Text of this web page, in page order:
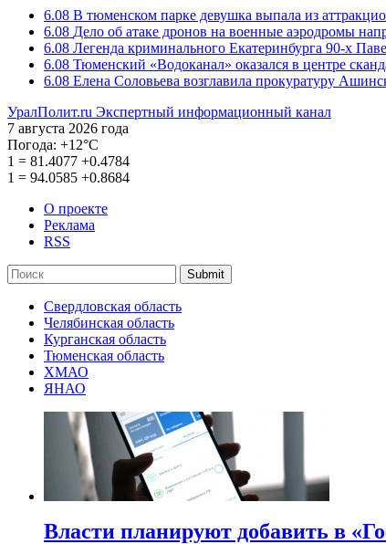
6.08 В тюменском парке девушка выпала из
6.08 Дело об атаке дронов на военные аэродромы
6.08 Легенда криминального Екатеринбурга 90-х
6.08 Тюменский «Водоканал» оказался в центре
6.08 Елена Соловьева возглавила прокуратуру
УралПолит.ru Экспертный информационный канал
7 августа 2026 года
Погода: +12°С
1 = 81.4077 +0.4784
1 = 94.0585 +0.8684
О проекте
Реклама
RSS
Submit
Свердловская область
Челябинская область
Курганская область
Тюменская область
ХМАО
ЯНАО
Власти планируют добавить в